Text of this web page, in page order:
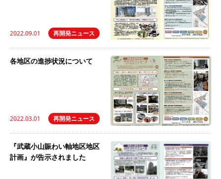
2022.09.01 再開発ニュース
各地区の進捗状況について
2022.03.01 再開発ニュース
『武蔵小山賑わい軸地区地区
計画』が告示されました